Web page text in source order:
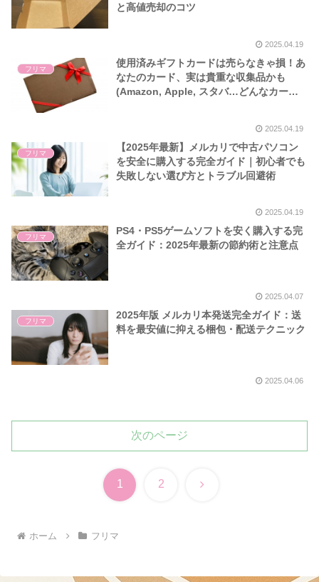
と高値売却のコツ
2025.04.19
フリマ
使用済みギフトカードは売らなきゃ損！あ
なたのカード、実は貴重な収集品かも
(Amazon, Apple, スタバ…どんなカード
2025.04.19
フリマ
【2025年最新】メルカリで中古パソコン
を安全に購入する完全ガイド｜初心者でも
失敗しない選び方とトラブル回避術
2025.04.19
フリマ
PS4・PS5ゲームソフトを安く購入する完
全ガイド：2025年最新の節約術と注意点
2025.04.07
フリマ
2025年版 メルカリ本発送完全ガイド：送
料を最安値に抑える梱包・配送テクニック
2025.04.06
次のページ
1 2 次
ホーム フリマ